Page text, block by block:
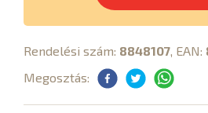
Rendelési szám: 8848107 , EAN:
Megosztás: